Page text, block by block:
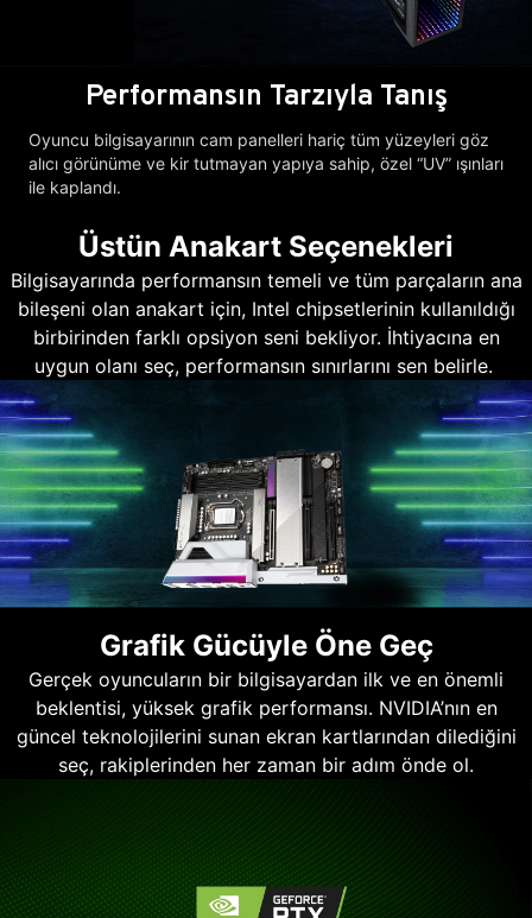
Performansın Tarzıyla Tanış
Oyuncu bilgisayarının cam panelleri hariç tüm yüzeyleri göz
alıcı görünüme ve kir tutmayan yapıya sahip, özel “UV” ışınları
ile kaplandı.
Üstün Anakart Seçenekleri
Bilgisayarında performansın temeli ve tüm parçaların ana
bileşeni olan anakart için, Intel chipsetlerinin kullanıldığı
birbirinden farklı opsiyon seni bekliyor. İhtiyacına en
uygun olanı seç, performansın sınırlarını sen belirle.
Grafik Gücüyle Öne Geç
Gerçek oyuncuların bir bilgisayardan ilk ve en önemli
beklentisi, yüksek grafik performansı. NVIDIA’nın en
güncel teknolojilerini sunan ekran kartlarından dilediğini
seç, rakiplerinden her zaman bir adım önde ol.